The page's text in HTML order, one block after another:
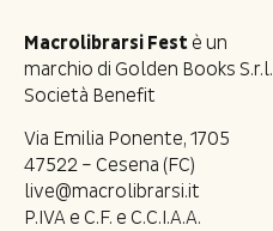
Macrolibrarsi Fest è un
marchio di Golden Books S.r.l.
Società Benefit
Via Emilia Ponente, 1705
47522 – Cesena (FC)
live@macrolibrarsi.it
P.IVA e C.F. e C.C.I.A.A.